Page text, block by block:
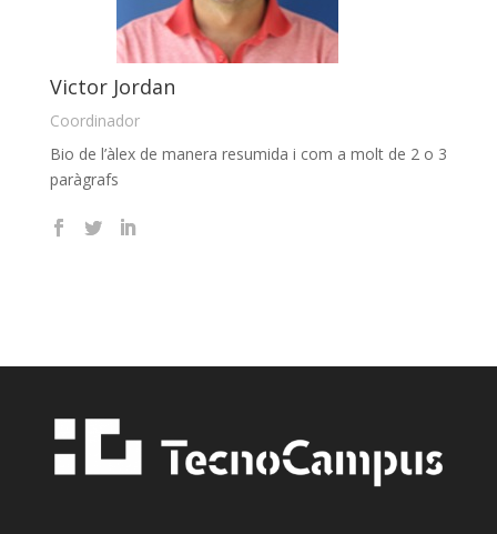
Victor Jordan
Coordinador
Bio de l’àlex de manera resumida i com a molt de 2 o 3
paràgrafs